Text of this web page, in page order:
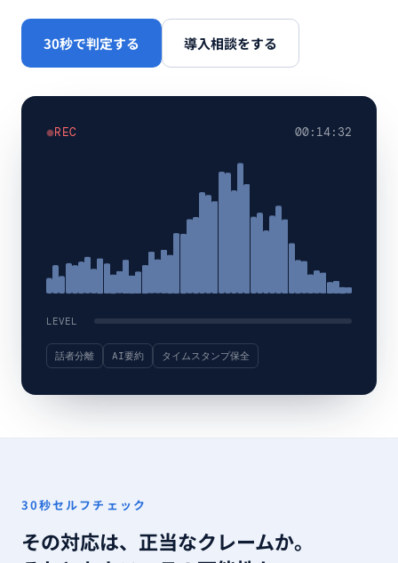
30秒で判定する 導入相談をする
REC 00:14:32
LEVEL
話者分離 AI要約 タイムスタンプ保全
30秒セルフチェック
その対応は、正当なクレームか。